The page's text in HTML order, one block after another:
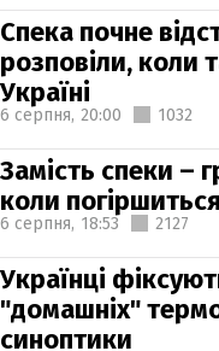
Спека почне
розповіли, коли
Україні
6 серпня, 20:00 1032
Замість спеки –
коли
6 серпня, 18:53 2127
Українці
"домашніх"
синоптики